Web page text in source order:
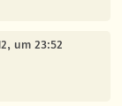
um 23:52